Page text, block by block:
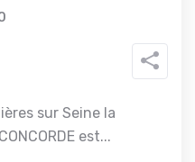
sur Seine la
est...